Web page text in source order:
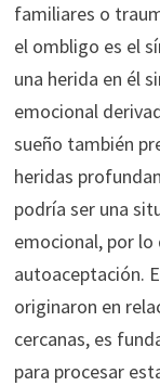
familiares o
el ombligo es el
una herida en él
emocional
sueño también
heridas
podría ser una
emocional, por lo
autoaceptación.
originaron en
cercanas, es
para procesar